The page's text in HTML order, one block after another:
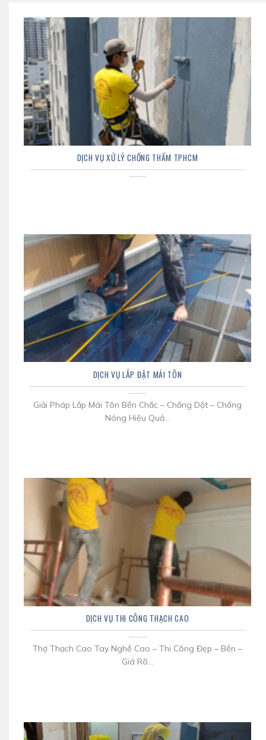
DỊCH VỤ XỬ LÝ CHỐNG THẤM TPHCM
DỊCH VỤ LẮP ĐẶT MÁI TÔN
Giải Pháp Lắp Mái Tôn Bền Chắc – Chống Dột – Chống
Nóng Hiệu Quả...
DỊCH VỤ THI CÔNG THẠCH CAO
Thợ Thạch Cao Tay Nghề Cao – Thi Công Đẹp – Bền –
Giá Rõ...